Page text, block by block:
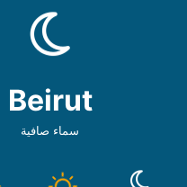
Beirut
سماء صافية